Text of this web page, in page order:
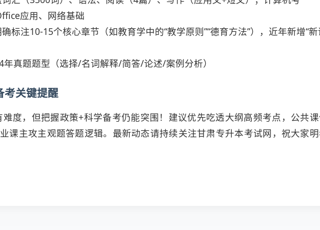
应用、网络基础
标注10-15个核心章节（如教育学中的“教学原则”“德育方法”），近年新增“新
年真题题型（选择/名词解释/简答/论述/案例分析）
考关键提醒
度，但把握政策+科学备考仍能突围！建议优先吃透大纲高频考点，公共
课主攻主观题答题逻辑。最新动态请持续关注甘肃专升本考试网，祝大家